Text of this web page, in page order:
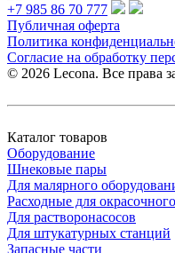
+7 985 86 70 777
Публичная оферта
Политика
Согласие на обработку
© 2026 Lecona. Все права
Каталог товаров
Оборудование
Шнековые пары
Для малярного
Расходные для
Для растворонасосов
Для штукатурных станций
Запасные части